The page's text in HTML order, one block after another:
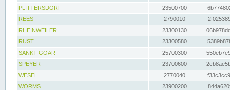
PLITTERSDORF
23500700
REES
2790010
RHEINWEILER
23300130
RUST
23300580
SANKT GOAR
25700300
SPEYER
23700600
WESEL
2770040
WORMS
23900200